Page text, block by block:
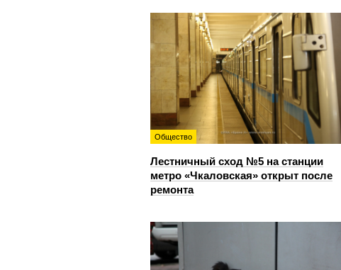
Общество
Лестничный сход №5 на станции
метро «Чкаловская» открыт после
ремонта